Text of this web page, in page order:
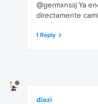
@germxnssj Ya
directamente
1 Reply
diezi